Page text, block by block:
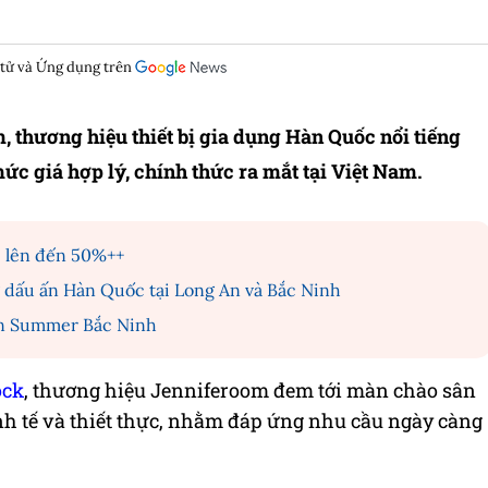
và Ứng dụng trên
thương hiệu thiết bị gia dụng Hàn Quốc nổi tiếng
giá hợp lý, chính thức ra mắt tại Việt Nam.
đến 50%++
ấn Hàn Quốc tại Long An và Bắc Ninh
Summer Bắc Ninh
, thương hiệu Jenniferoom đem tới màn chào sân
tế và thiết thực, nhằm đáp ứng nhu cầu ngày càng